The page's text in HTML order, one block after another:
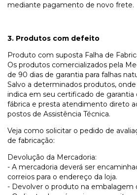
mediante pagamento de novo frete.
3. Produtos com defeito
Produto com suposta Falha de
Os produtos comercializados pela
de 90 dias de garantia para falhas
Salvo a determinados produtos,
indica em seu certificado de garantia
fábrica e presta atendimento direto
postos de Assistência Técnica.
Veja como solicitar o pedido de
de fabricação:
Devolução da Mercadoria:
- A mercadoria deverá ser
correios para o endereço da loja.
- Devolver o produto na embalagem